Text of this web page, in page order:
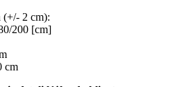
(+/- 2 cm):
200 [cm]
cm